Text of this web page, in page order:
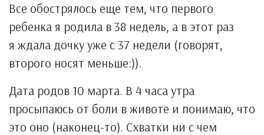
Все обострялось еще тем, что первого
ребенка я родила в 38 недель, а в этот раз
я ждала дочку уже с 37 недели (говорят,
второго носят меньше:)).
Дата родов 10 марта. В 4 часа утра
просыпаюсь от боли в животе и понимаю, что
это оно (наконец-то). Схватки ни с чем